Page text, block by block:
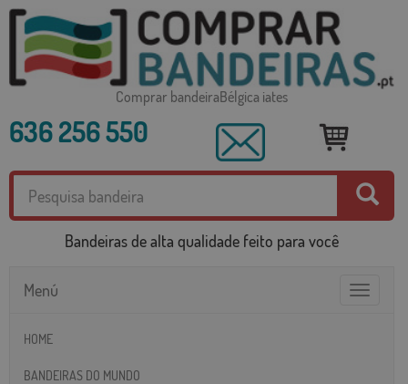
Comprar bandeiraBélgica iates
636 256 550
Bandeiras de alta qualidade feito para você
Toggle
Menú
HOME
BANDEIRAS DO MUNDO